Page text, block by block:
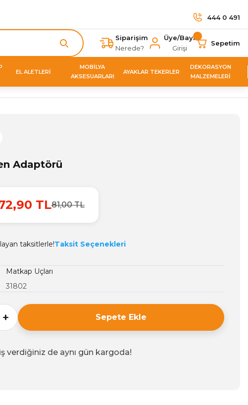
444 0 491
Siparişim
Nerede?
Üye/Bayi
Girişi
Sepetim
EL ALETLERİ
MOBİLYA
AKSESUARLARI
AYAKLAR TEKERLER
DEKORASYON
MALZEMELERİ
Adaptörü
TL81,00 TL
taksitlerle!Taksit Seçenekleri
Matkap Uçları
31802
Sepete Ekle
verdiğiniz de aynı gün kargoda!